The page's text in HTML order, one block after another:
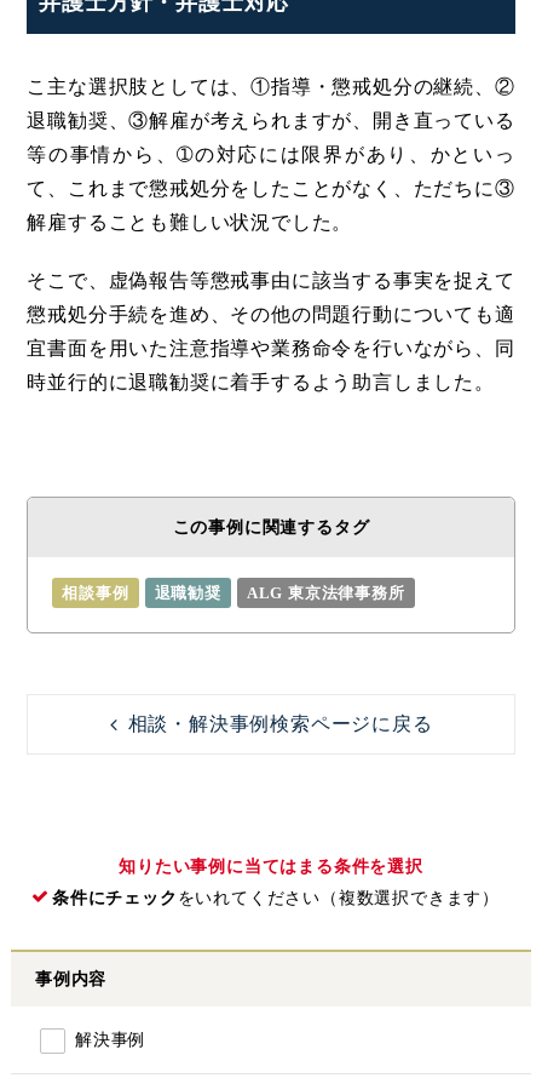
こ主な選択肢としては、①指導・懲戒処分の継続、②
退職勧奨、③解雇が考えられますが、開き直っている
等の事情から、➀の対応には限界があり、かといっ
て、これまで懲戒処分をしたことがなく、ただちに③
解雇することも難しい状況でした。
そこで、虚偽報告等懲戒事由に該当する事実を捉えて
懲戒処分手続を進め、その他の問題行動についても適
宜書面を用いた注意指導や業務命令を行いながら、同
時並行的に退職勧奨に着手するよう助言しました。
この事例に関連するタグ
相談事例 退職勧奨 ALG 東京法律事務所
相談・解決事例検索ページに戻る
知りたい事例に当てはまる条件を選択
条件にチェック をいれてください（複数選択できます）
事例内容
解決事例